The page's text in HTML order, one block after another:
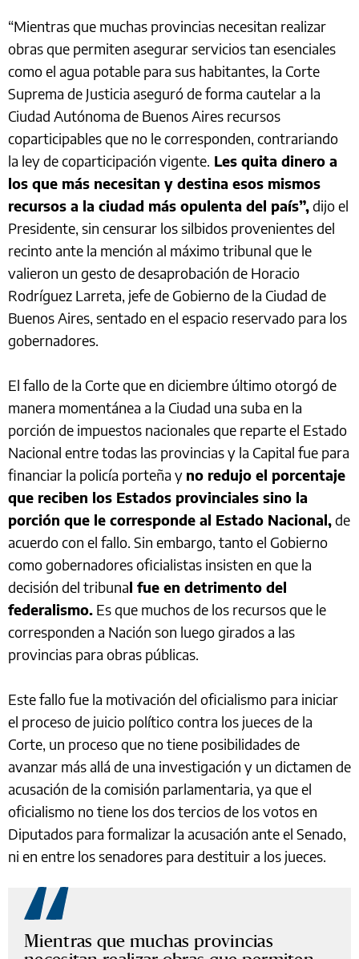
“Mientras que muchas provincias necesitan realizar
obras que permiten asegurar servicios tan esenciales
como el agua potable para sus habitantes, la Corte
Suprema de Justicia aseguró de forma cautelar a la
Ciudad Autónoma de Buenos Aires recursos
coparticipables que no le corresponden, contrariando
la ley de coparticipación vigente. Les quita dinero a
los que más necesitan y destina esos mismos
recursos a la ciudad más opulenta del país”,dijo el
Presidente, sin censurar los silbidos provenientes del
recinto ante la mención al máximo tribunal que le
valieron un gesto de desaprobación de Horacio
Rodríguez Larreta, jefe de Gobierno de la Ciudad de
Buenos Aires, sentado en el espacio reservado para los
gobernadores.
El fallo de la Corte que en diciembre último otorgó de
manera momentánea a la Ciudad una suba en la
porción de impuestos nacionales que reparte el Estado
Nacional entre todas las provincias y la Capital fue para
financiar la policía porteña y no redujo el porcentaje
que reciben los Estados provinciales sino la
porción que le corresponde al Estado Nacional,de
acuerdo con el fallo. Sin embargo, tanto el Gobierno
como gobernadores oficialistas insisten en que la
decisión del tribunal fue en detrimento del
federalismo. Es que muchos de los recursos que le
corresponden a Nación son luego girados a las
provincias para obras públicas.
Este fallo fue la motivación del oficialismo para iniciar
el proceso de juicio político contra los jueces de la
Corte, un proceso que no tiene posibilidades de
avanzar más allá de una investigación y un dictamen de
acusación de la comisión parlamentaria, ya que el
oficialismo no tiene los dos tercios de los votos en
Diputados para formalizar la acusación ante el Senado,
ni en entre los senadores para destituir a los jueces.
Mientras que muchas provincias